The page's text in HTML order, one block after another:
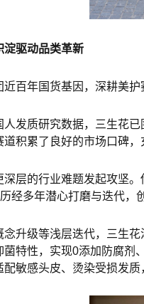
淀驱动品类革新
百年国货基因，深耕美
发质研究数据，三生花
积累了良好的市场口碑
层的行业难题发起攻坚
经多年潜心打磨与迭代，
念升级等浅层迭代，三生
菌特性，实现0添加防腐
敏感头皮、烫染受损发